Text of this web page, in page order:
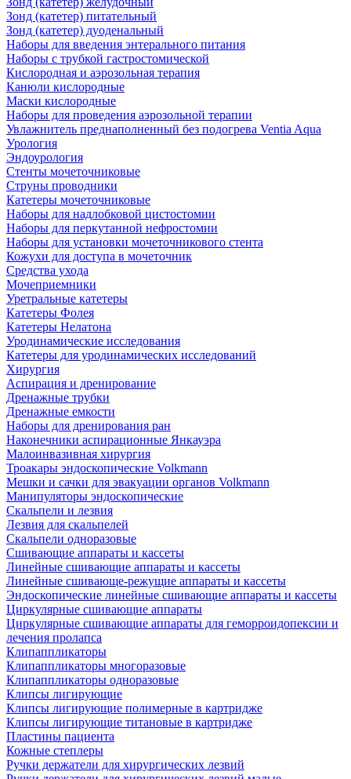
Зонд (катетер) питательный
Зонд (катетер) дуоденальный
Наборы для введения энтерального питания
Наборы с трубкой гастростомической
Кислородная и аэрозольная терапия
Канюли кислородные
Маски кислородные
Наборы для проведения аэрозольной терапии
Увлажнитель преднаполненный без подогрева Ventia Aqua
Урология
Эндоурология
Стенты мочеточниковые
Струны проводники
Катетеры мочеточниковые
Наборы для надлобковой цистостомии
Наборы для перкутанной нефростомии
Наборы для установки мочеточникового стента
Кожухи для доступа в мочеточник
Средства ухода
Мочеприемники
Уретральные катетеры
Катетеры Фолея
Катетеры Нелатона
Уродинамические исследования
Катетеры для уродинамических исследований
Хирургия
Аспирация и дренирование
Дренажные трубки
Дренажные емкости
Наборы для дренирования ран
Наконечники аспирационные Янкауэра
Малоинвазивная хирургия
Троакары эндоскопические Volkmann
Мешки и сачки для эвакуации органов Volkmann
Манипуляторы эндоскопические
Скальпели и лезвия
Лезвия для скальпелей
Скальпели одноразовые
Сшивающие аппараты и кассеты
Линейные сшивающие аппараты и кассеты
Линейные сшивающе-режущие аппараты и кассеты
Эндоскопические линейные сшивающие аппараты и кассеты
Циркулярные сшивающие аппараты
Циркулярные сшивающие аппараты для геморроидопексии и
лечения пролапса
Клипаппликаторы
Клипаппликаторы многоразовые
Клипаппликаторы одноразовые
Клипсы лигирующие
Клипсы лигирующие полимерные в картридже
Клипсы лигирующие титановые в картридже
Пластины пациента
Кожные степлеры
Ручки держатели для хирургических лезвий